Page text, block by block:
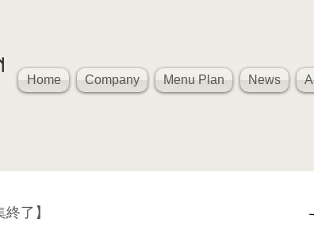
Home Company Menu Plan News
了】